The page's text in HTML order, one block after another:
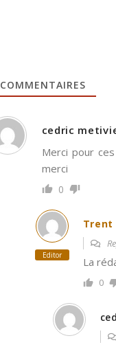
COMMENTAIRES
cedric
Merci pour
merci
0
Editor
Trent
La
0